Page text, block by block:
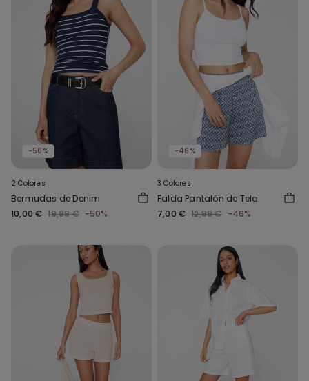
-50%
2 Colores
Bermudas de Denim
10,00 € 19,99 € -50%
-46%
3 Colores
Falda Pantalón de Tela
7,00 € 12,99 € -46%